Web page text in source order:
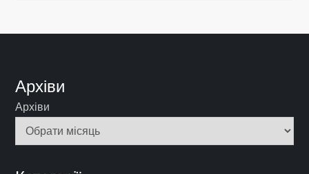
Архіви
Архіви